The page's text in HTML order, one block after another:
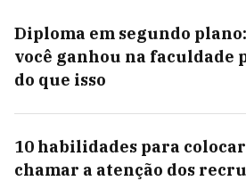
Diploma em segundo
você ganhou na faculdade
do que isso
10 habilidades para
chamar a atenção dos